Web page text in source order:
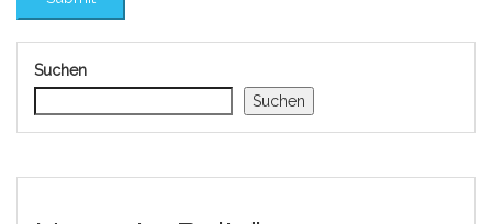
Suchen
Suchen